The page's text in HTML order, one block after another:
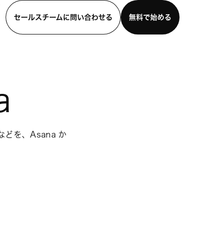
セールスチームに問い合わせる
無料で始める
どを、Asana か